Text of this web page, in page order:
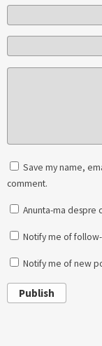
Save my name,
comment.
Anunta-ma despre
Notify me of
Notify me of new
Publish